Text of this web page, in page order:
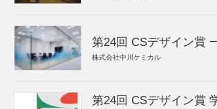
第24回 CSデザイン賞
株式会社中川ケミカル
第24回 CSデザイン賞